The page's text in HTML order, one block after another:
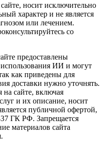
носит исключительно
характер и не является
или лечением.
со
предоставлены
ИИ и могут
как приведены для
доставки нужно уточнять.
на сайте, включая
и их описание, носит
публичной офертой,
ГК РФ. Запрещается
материалов сайта